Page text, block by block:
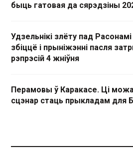
быць гатовая да сярэдзіны
Удзельнікі злёту пад
збіццё і прыніжэнні пасля
рэпрэсій 4 жніўня
Перамовы ў Каракасе. Ці можа
сцэнар стаць прыкладам для